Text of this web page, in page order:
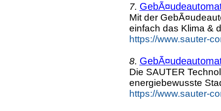
7.
Mit der
einfach das Klima &
https://www.sauter-
8.
Die SAUTER
energiebewusste
https://www.sauter-